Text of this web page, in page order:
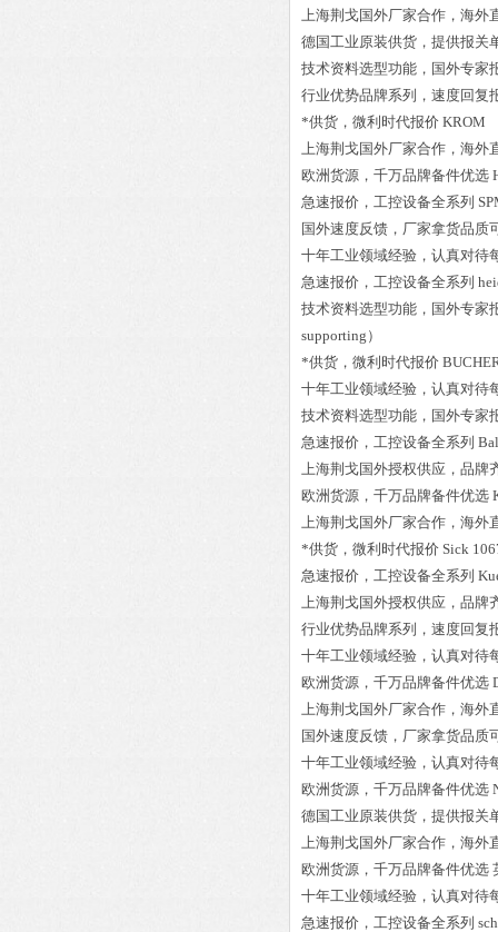
上海荆戈国外厂家合作，海外
德国工业原装供货，提供报关
技术资料选型功能，国外专家
行业优势品牌系列，速度回复
*供货，微利时代报价 KROM
上海荆戈国外厂家合作，海外
欧洲货源，千万品牌备件优选
急速报价，工控设备全系列
国外速度反馈，厂家拿货品质
十年工业领域经验，认真对待
急速报价，工控设备全系列
技术资料选型功能，国外专家
supporting）
*供货，微利时代报价
十年工业领域经验，认真对待
技术资料选型功能，国外专家
急速报价，工控设备全系列
上海荆戈国外授权供应，品牌
欧洲货源，千万品牌备件优选
上海荆戈国外厂家合作，海外
*供货，微利时代报价 Sick
急速报价，工控设备全系列
上海荆戈国外授权供应，品牌
行业优势品牌系列，速度回复
十年工业领域经验，认真对待
欧洲货源，千万品牌备件优选
上海荆戈国外厂家合作，海外
国外速度反馈，厂家拿货品质
十年工业领域经验，认真对待
欧洲货源，千万品牌备件优选
德国工业原装供货，提供报关
上海荆戈国外厂家合作，海外
欧洲货源，千万品牌备件优选
十年工业领域经验，认真对待
急速报价，工控设备全系列